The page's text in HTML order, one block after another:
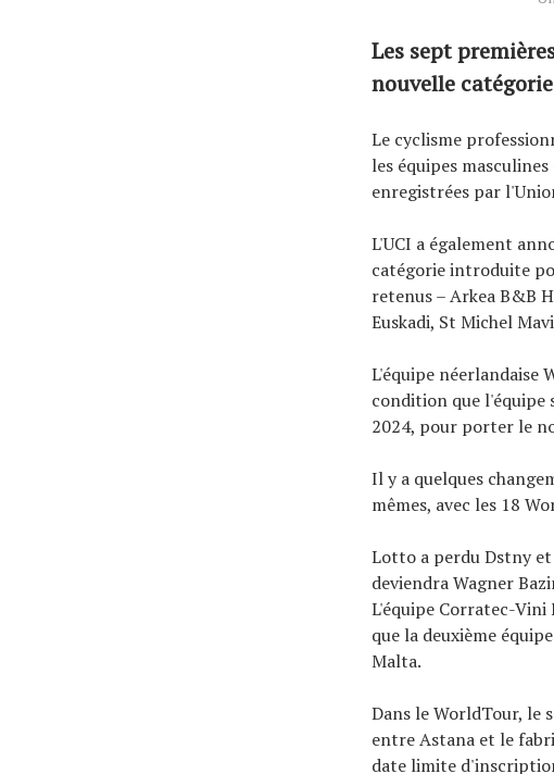
Les sept
nouvelle catégorie
Le cyclisme
les équipes
enregistrées par
L'UCI a également
catégorie introduite
retenus – Arkea B&B
Euskadi, St Michel
L'équipe néerlandaise
condition que l'équipe
2024, pour porter le
Il y a quelques
mêmes, avec les 18
Lotto a perdu Dstny
deviendra Wagner
L'équipe Corratec-
que la deuxième
Malta.
Dans le WorldTour, le
entre Astana et le
date limite